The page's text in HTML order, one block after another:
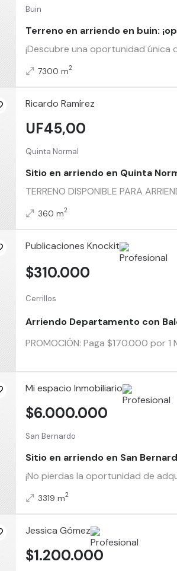
Buin
Terreno en arriendo en buin:
¡Descubre una oportunidad única
7300 m2
Ricardo Ramírez
Quinta Normal
Sitio en arriendo en Quinta
TERRENO DISPONIBLE PARA
UF45,00
360 m2
Publicaciones Knockit
Cerrillos
Arriendo Departamento con
PROMOCIÓN: Paga $170.000 por 1
$310.000
Mi espacio Inmobiliario
San Bernardo
Sitio en arriendo en San
¡No pierdas la oportunidad de
$6.000.000
3319 m2
Jessica Gómez
$1.200.000